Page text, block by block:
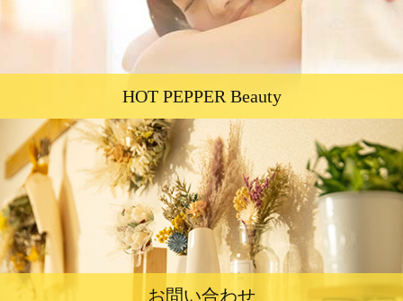
HOT PEPPER Beauty
お問い合わせ